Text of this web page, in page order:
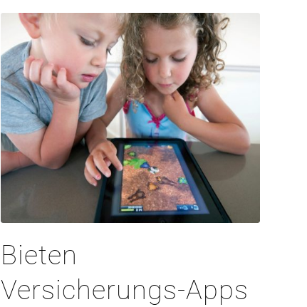
Bieten
Versicherungs-Apps